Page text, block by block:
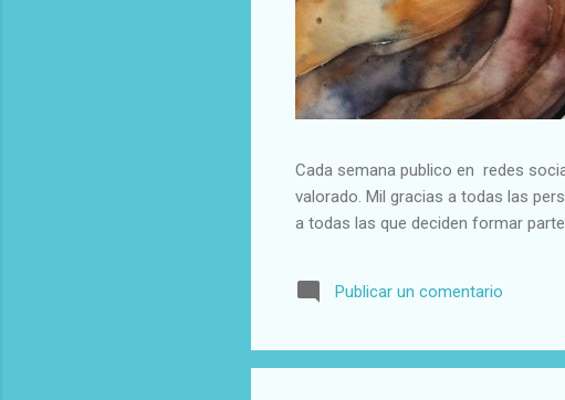
Cada semana publico en redes
valorado. Mil gracias a todas las
a todas las que deciden formar
Publicar un comentario